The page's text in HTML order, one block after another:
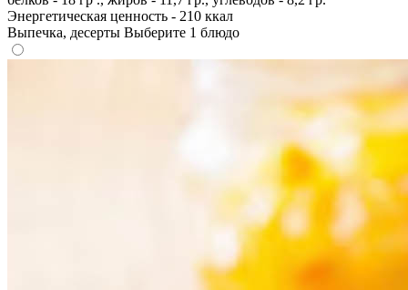
Энергетическая ценность - 210 ккал
Выпечка, десерты Выберите 1 блюдо